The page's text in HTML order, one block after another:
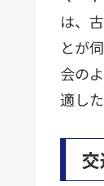
は、
とが
会の
適し